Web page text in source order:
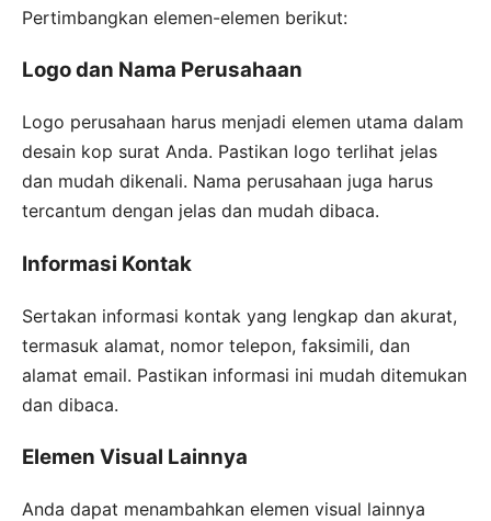
Pertimbangkan elemen-elemen berikut:
Logo dan Nama Perusahaan
Logo perusahaan harus menjadi elemen utama dalam
desain kop surat Anda. Pastikan logo terlihat jelas
dan mudah dikenali. Nama perusahaan juga harus
tercantum dengan jelas dan mudah dibaca.
Informasi Kontak
Sertakan informasi kontak yang lengkap dan akurat,
termasuk alamat, nomor telepon, faksimili, dan
alamat email. Pastikan informasi ini mudah ditemukan
dan dibaca.
Elemen Visual Lainnya
Anda dapat menambahkan elemen visual lainnya